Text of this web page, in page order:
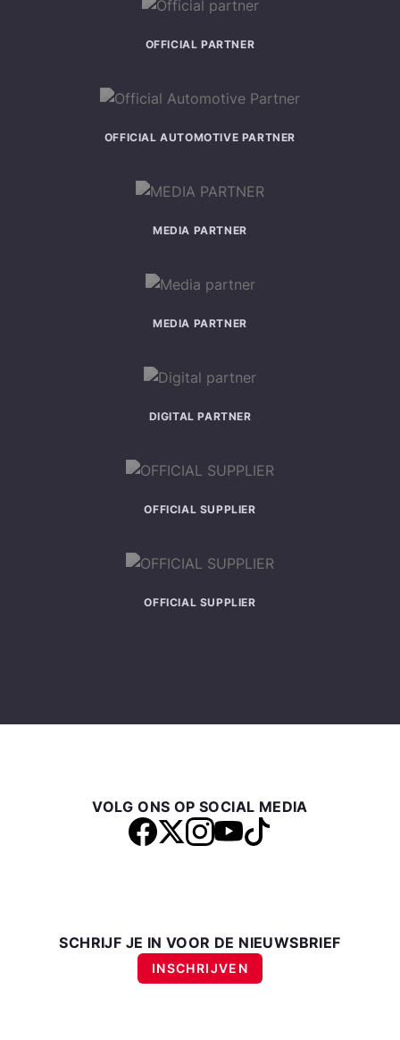
OFFICIAL PARTNER
OFFICIAL AUTOMOTIVE PARTNER
MEDIA PARTNER
MEDIA PARTNER
DIGITAL PARTNER
OFFICIAL SUPPLIER
OFFICIAL SUPPLIER
VOLG ONS OP SOCIAL MEDIA
SCHRIJF JE IN VOOR DE NIEUWSBRIEF
INSCHRIJVEN